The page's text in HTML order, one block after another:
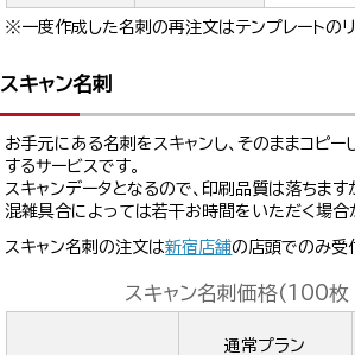
※一度作成した名刺の再注文はテンプレートのリ
スキャン名刺
お手元にある名刺をスキャンし、そのままコピ
するサービスです。
スキャンデータとなるので、印刷品質は落ちま
混雑具合によっては若干お時間をいただく場合
スキャン名刺の注文は新宿店舗の店頭でのみ受
スキャン名刺価格(100
通常プラン